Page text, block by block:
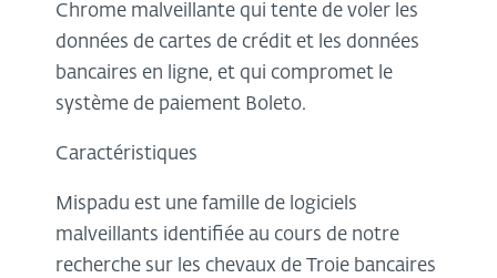
Chrome malveillante qui tente de voler les
données de cartes de crédit et les données
bancaires en ligne, et qui compromet le
système de paiement Boleto.
Caractéristiques
Mispadu est une famille de logiciels
malveillants identifiée au cours de notre
recherche sur les chevaux de Troie bancaires